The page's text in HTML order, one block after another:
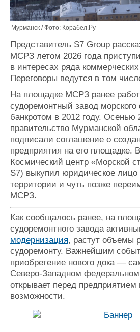
Мурманск / Фото: Корабел.Ру
Представитель S7 Group
МСРЗ летом 2026 года
в интересах ряда коммерческих
Переговоры ведутся в том
На площадке МСРЗ ранее
судоремонтный завод
банкротом в 2012 году. Осенью
правительство Мурманской
подписали соглашение о
предприятия на его площадке.
Космический центр «Морской
S7) выкупил юридическое
территории и чуть позже
МСРЗ.
Как сообщалось ранее, на
судоремонтного завода
модернизация, растут объемы
судоремонту. Важнейшим
приобретение нового дока —
Северо-Западном федеральном
открывает перед предприятием
возможности.